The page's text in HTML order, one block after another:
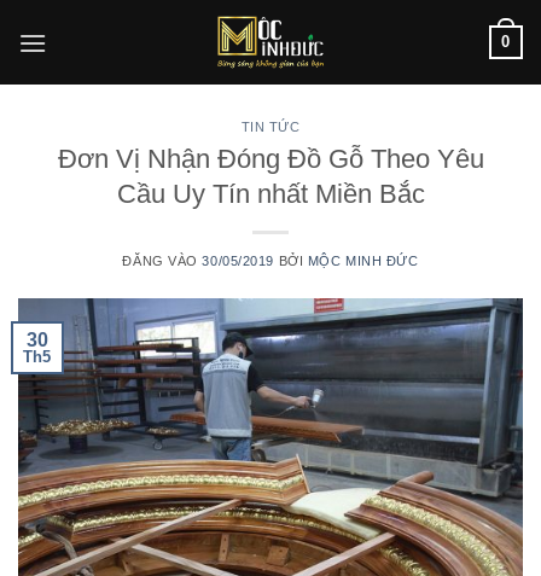
qua
0
TIN TỨC
Đơn Vị Nhận Đóng Đồ Gỗ Theo Yêu
Cầu Uy Tín nhất Miền Bắc
ĐĂNG VÀO30/05/2019 BỞI MỘC MINH ĐỨC
30
Th5